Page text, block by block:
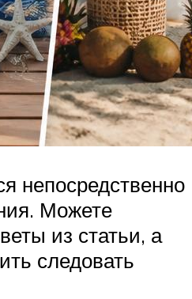
непосредственно
Можете
из статьи, а
следовать